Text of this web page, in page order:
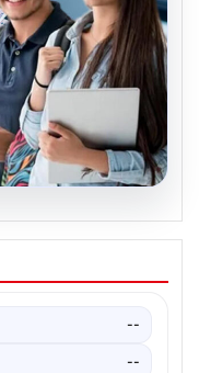
25 Bin TL
(YKS) tercihleri
--
--